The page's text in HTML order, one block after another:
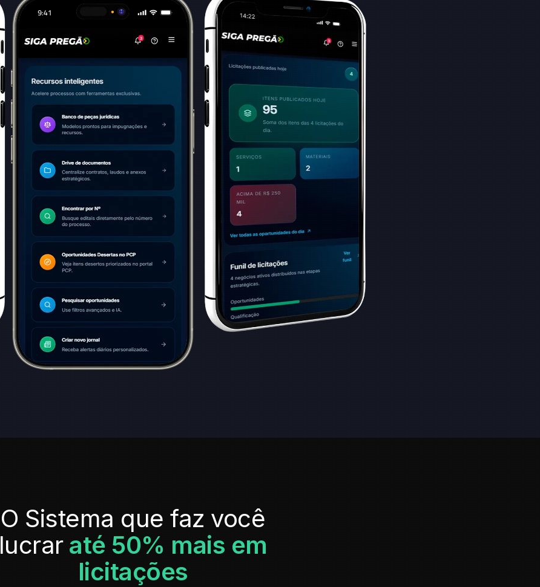
O Sistema que faz você
lucraraté 50% mais em
licitações